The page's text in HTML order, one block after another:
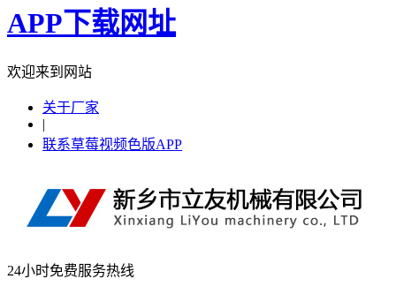
APP下载网址
欢迎来到网站
关于厂家
|
联系草莓视频色版APP
24小时免费服务热线